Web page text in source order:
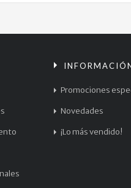
Promociones
Novedades
¡Lo más vendido!